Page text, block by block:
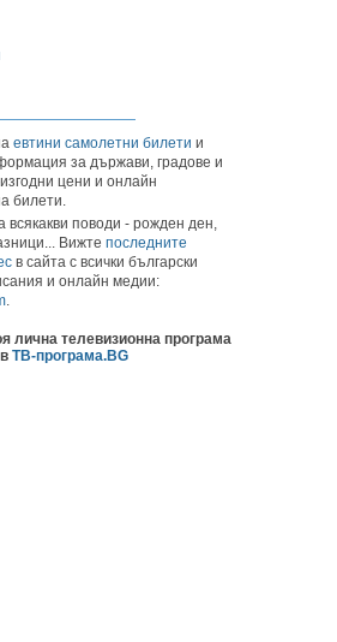
евтини самолетни билети и
за държави, градове и
цени и онлайн
билети.
всякакви поводи - рожден ден,
Вижте последните
в сайта с всички български
и онлайн медии:
.
лична телевизионна програма
в ТВ-програма.BG